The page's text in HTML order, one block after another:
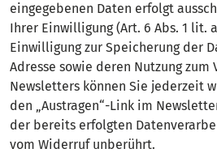
eingegebenen Daten erfolgt
Ihrer Einwilligung (Art. 6 Abs. 1 lit.
Einwilligung zur Speicherung der
Adresse sowie deren Nutzung zum
Newsletters können Sie jederzeit
den „Austragen“-Link im
der bereits erfolgten
vom Widerruf unberührt.